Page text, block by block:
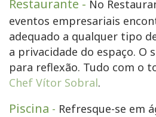
Restaurante - No
eventos empresariais
adequado a qualquer tipo
a privacidade do espaço. O
para reflexão. Tudo com o
Chef Vítor Sobral.
Piscina - Refresque-se em